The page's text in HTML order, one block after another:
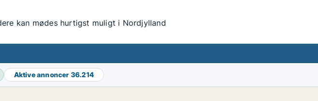
kan mødes hurtigst muligt i Nordjylland
Aktive annoncer 36.214